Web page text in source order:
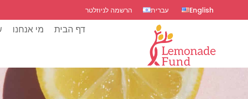
הרשמה לניוזלטר עברית English
דף הבית מי אנחנו